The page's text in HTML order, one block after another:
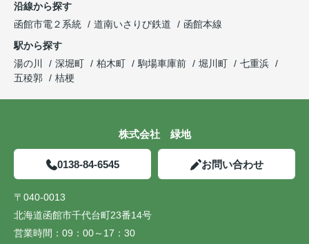
沿線から探す
函館市電２系統
道南いさりび鉄道
函館本線
駅から探す
湯の川
深堀町 柏木町 駒場車庫前 堀川町
七重浜
五稜郭
桔梗
株式会社 緑地
0138-84-6545 お問い合わせ
〒040-0013
北海道函館市千代台町23番14号
営業時間： 09：00～17：30